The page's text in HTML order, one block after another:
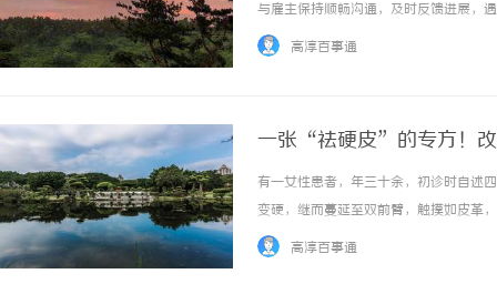
与雇主保持顺畅沟通，及时反馈进展，
在有限时间内高质量完成兼职任务。人
高淳百事通
一张“祛硬皮”的专方！
有一女性患者，年三十余，初诊时自述
变硬，继而蔓延至双前臂，触摸如皮革
肢体末端偶有发白、发凉之感，伴胸闷
高淳百事通